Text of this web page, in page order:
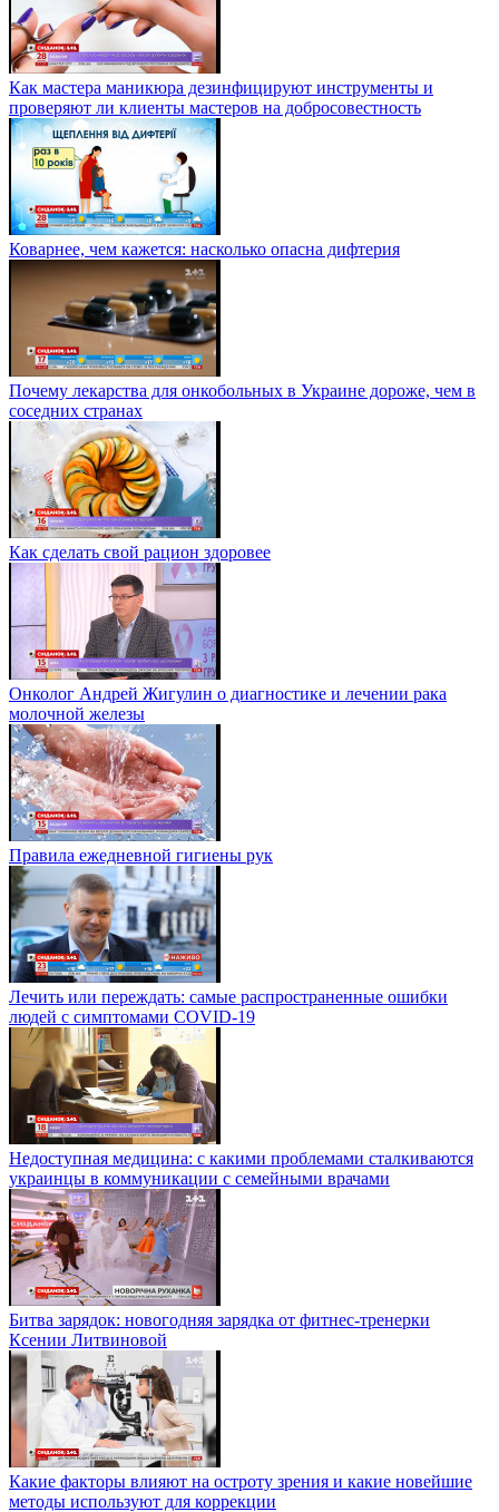
Как мастера маникюра дезинфицируют инструменты и
проверяют ли клиенты мастеров на добросовестность
Коварнее, чем кажется: насколько опасна дифтерия
Почему лекарства для онкобольных в Украине дороже, чем в
соседних странах
Как сделать свой рацион здоровее
Онколог Андрей Жигулин о диагностике и лечении рака
молочной железы
Правила ежедневной гигиены рук
Лечить или переждать: самые распространенные ошибки
людей с симптомами COVID-19
Недоступная медицина: с какими проблемами сталкиваются
украинцы в коммуникации с семейными врачами
Битва зарядок: новогодняя зарядка от фитнес-тренерки
Ксении Литвиновой
Какие факторы влияют на остроту зрения и какие новейшие
методы используют для коррекции